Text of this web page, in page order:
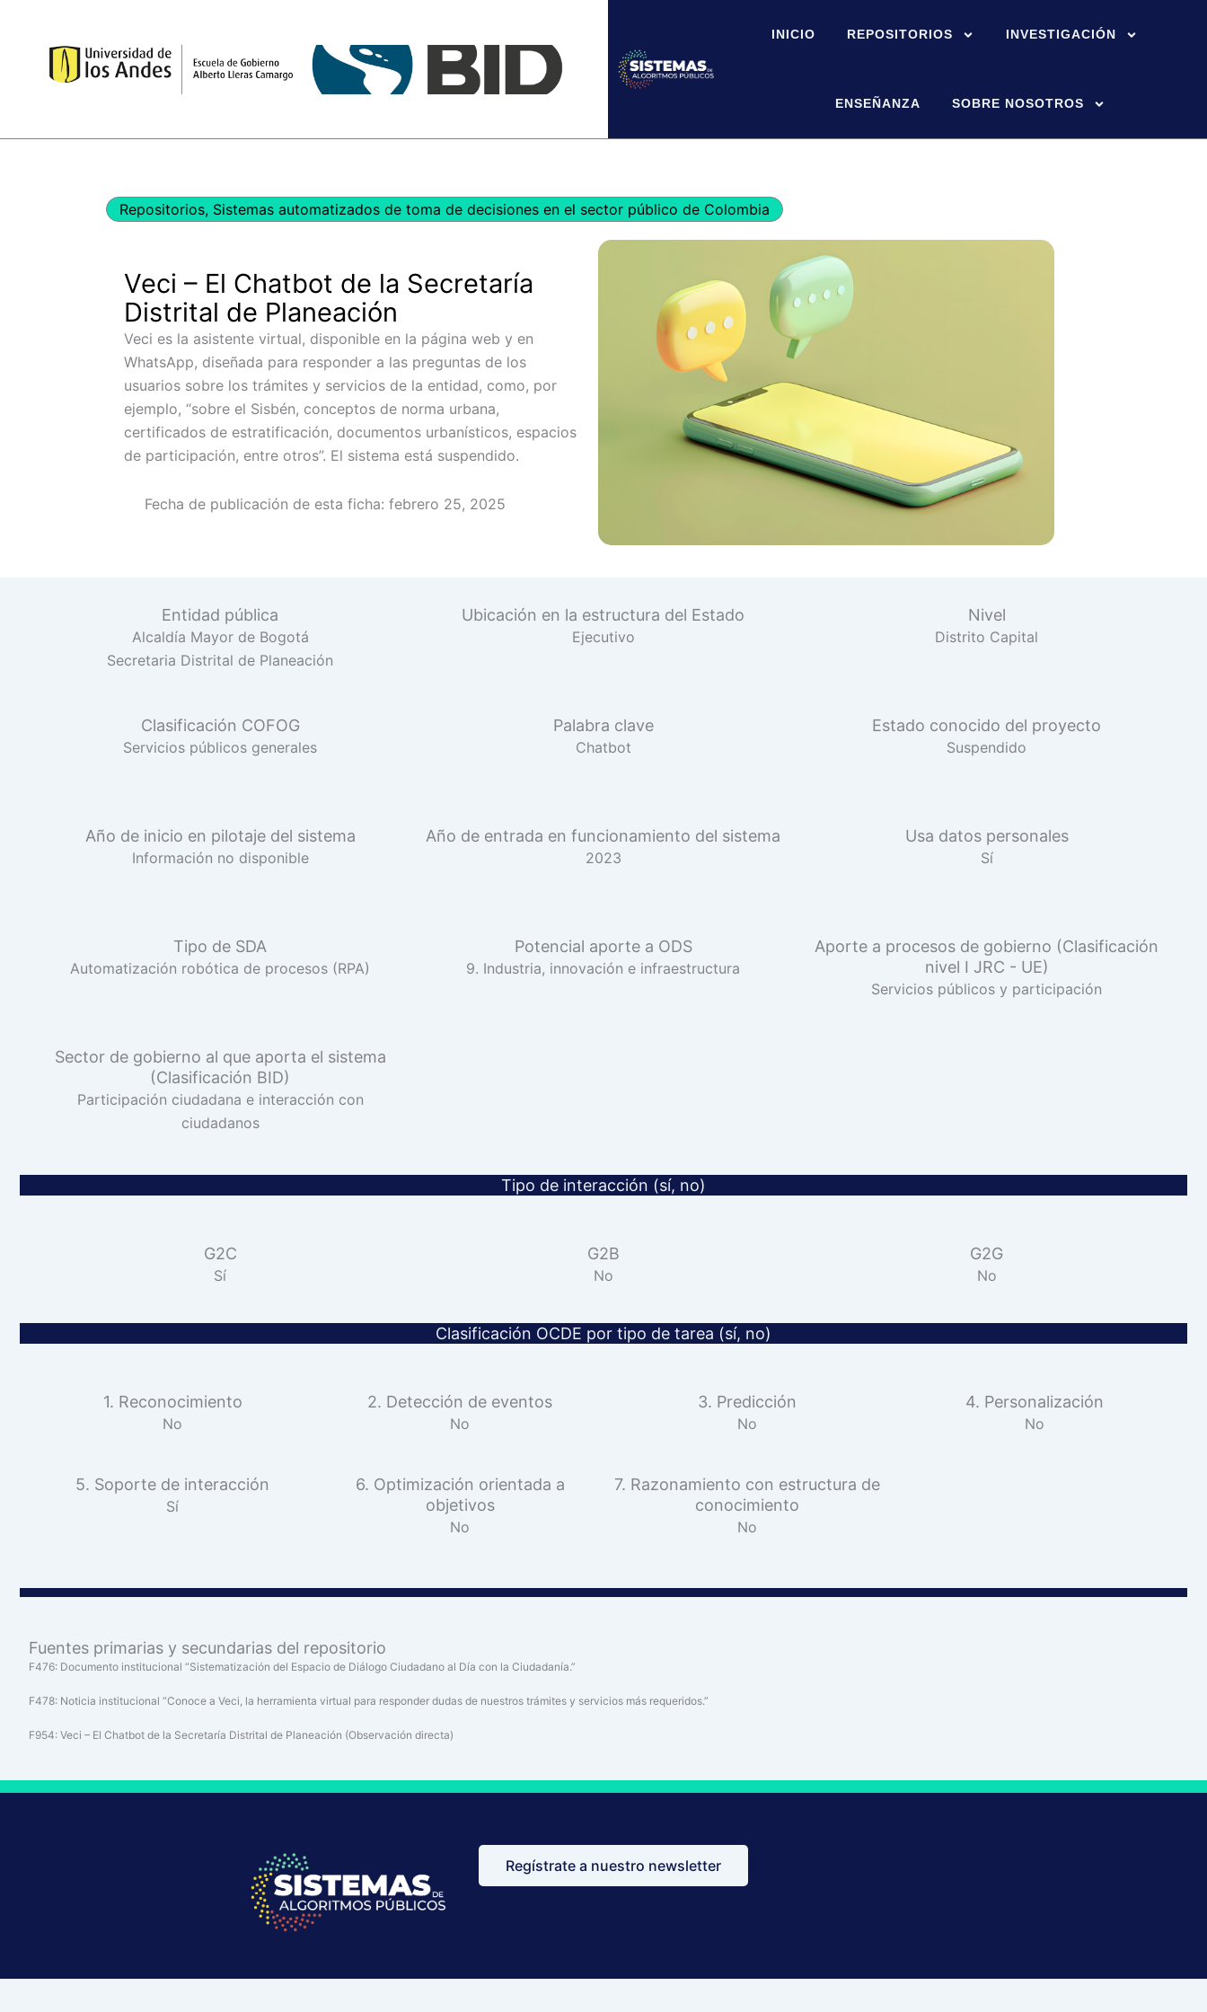
contenido
INICIO REPOSITORIOS INVESTIGACIÓN
ENSEÑANZA SOBRE NOSOTROS
Repositorios, Sistemas automatizados de toma de decisiones en el sector público de Colombia
Veci – El Chatbot de la Secretaría
Distrital de Planeación
Veci es la asistente virtual, disponible en la página web y en
WhatsApp, diseñada para responder a las preguntas de los
usuarios sobre los trámites y servicios de la entidad, como, por
ejemplo, “sobre el Sisbén, conceptos de norma urbana,
certificados de estratificación, documentos urbanísticos, espacios
de participación, entre otros”. El sistema está suspendido.
Fecha de publicación de esta ficha: febrero 25, 2025
Entidad pública
Alcaldía Mayor de Bogotá
Secretaria Distrital de Planeación
Ubicación en la estructura del Estado
Ejecutivo
Nivel
Distrito Capital
Clasificación COFOG
Servicios públicos generales
Palabra clave
Chatbot
Estado conocido del proyecto
Suspendido
Año de inicio en pilotaje del sistema
Información no disponible
Año de entrada en funcionamiento del sistema
2023
Usa datos personales
Sí
Tipo de SDA
Automatización robótica de procesos (RPA)
Potencial aporte a ODS
9. Industria, innovación e infraestructura
Aporte a procesos de gobierno (Clasificación
nivel I JRC - UE)
Servicios públicos y participación
Sector de gobierno al que aporta el sistema
(Clasificación BID)
Participación ciudadana e interacción con
ciudadanos
Tipo de interacción (sí, no)
G2C
Sí
G2B
No
G2G
No
Clasificación OCDE por tipo de tarea (sí, no)
1. Reconocimiento
No
2. Detección de eventos
No
3. Predicción
No
4. Personalización
No
5. Soporte de interacción
Sí
6. Optimización orientada a
objetivos
No
7. Razonamiento con estructura de
conocimiento
No
Fuentes primarias y secundarias del repositorio
F476: Documento institucional “Sistematización del Espacio de Diálogo Ciudadano al Día con la Ciudadanía.”
F478: Noticia institucional “Conoce a Veci, la herramienta virtual para responder dudas de nuestros trámites y servicios más requeridos.”
F954: Veci – El Chatbot de la Secretaría Distrital de Planeación (Observación directa)
Regístrate a nuestro newsletter